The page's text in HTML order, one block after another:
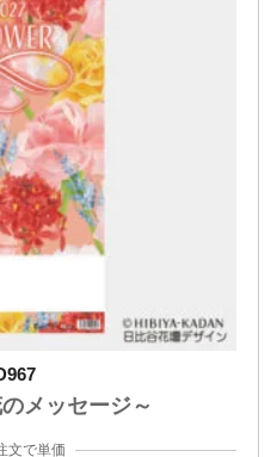
メッセージ～
文で単価